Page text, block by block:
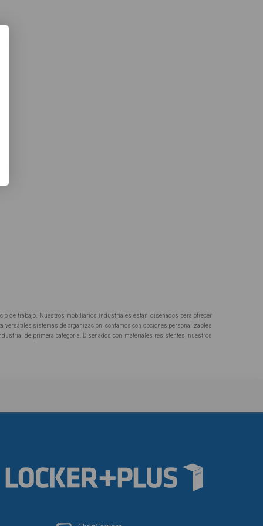
de trabajo. Nuestros mobiliarios industriales están diseñados para ofrecer
versátiles sistemas de organización, contamos con opciones personalizables
de primera categoría. Diseñados con materiales resistentes, nuestros